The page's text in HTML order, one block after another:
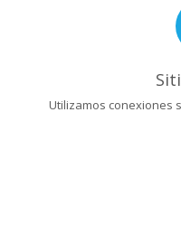
Utilizamos conexiones